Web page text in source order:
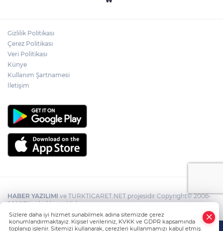
Gizlilik Politikası
Çerez Politikası
Veri Politikası
Künye
Kullanım Şartnamesi
İletişim
HABER YAZILIMI ve TURKTICARET.NET projesidir Copyright© 2006-
2026 Tüm hakları saklıdır.
Sizlere daha iyi hizmet sunabilmek adına sitemizde çerez
konumlandırmaktayız. Kişisel verileriniz, KVKK ve GDPR kapsamında
toplanıp işlenir. Sitemizi kullanarak, çerezleri kullanmamızı kabul etmiş